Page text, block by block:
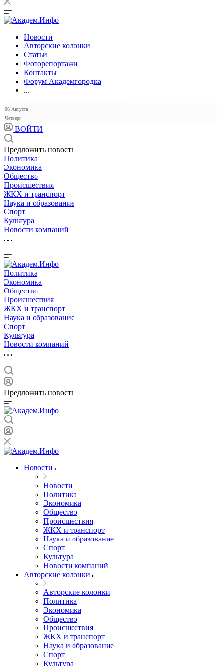
Новости
Авторские колонки
Статьи
Фоторепортажи
Контакты
Форум Академгородка
...
06 Августа
Четверг
ВОЙТИ
Предложить новость
Политика
Экономика
Общество
Происшествия
ЖКХ и транспорт
Наука и образование
Спорт
Культура
Новости компаний
Политика
Экономика
Общество
Происшествия
ЖКХ и транспорт
Наука и образование
Спорт
Культура
Новости компаний
Предложить новость
Новости
Новости
Политика
Экономика
Общество
Происшествия
ЖКХ и транспорт
Наука и образование
Спорт
Культура
Новости компаний
Авторские колонки
Авторские колонки
Политика
Экономика
Общество
Происшествия
ЖКХ и транспорт
Наука и образование
Спорт
Культура